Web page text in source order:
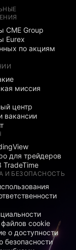
CME Group
Eurex
по акциям
миссия
центр
вакансии
для трейдеров
И БЕЗОПАСНОСТЬ
cookie
о доступности
безопасности